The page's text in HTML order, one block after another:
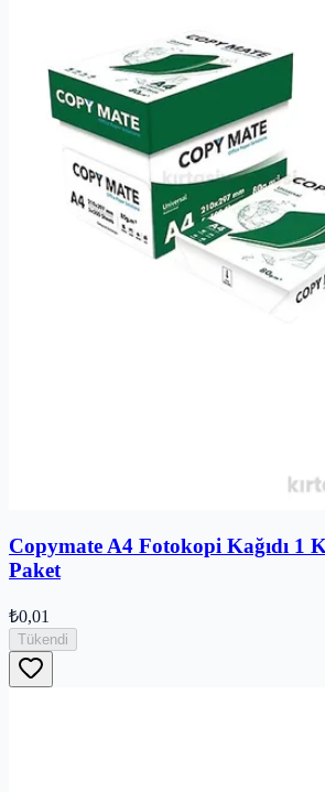
Copymate A4 Fotokopi Kağıdı 1
Paket
₺0,01
Tükendi